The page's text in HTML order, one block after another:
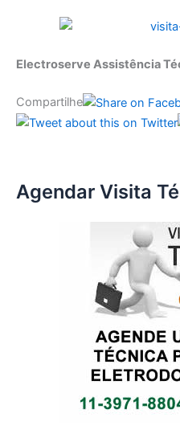
Electroserve Assistência
Compartilhe
Agendar Visita